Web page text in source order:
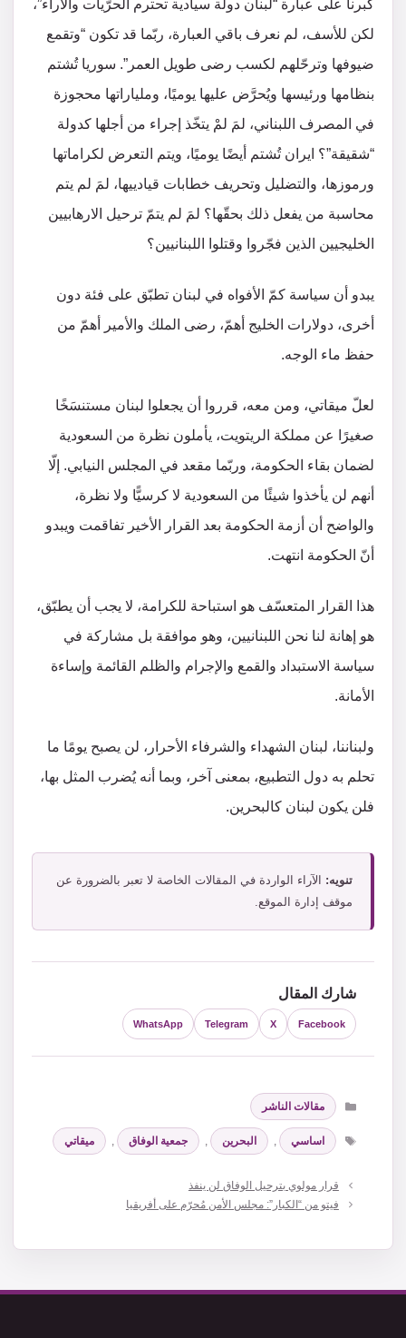
كبرنا على عبارة “لبنان دولة سيادية تحترم الحرّيات والآراء”،
لكن للأسف، لم نعرف باقي العبارة، ربّما قد تكون “وتقمع
ضيوفها وترحّلهم لكسب رضى طويل العمر”. سوريا تُشتم
بنظامها ورئيسها ويُحرَّض عليها يوميًا، وملياراتها محجوزة
في المصرف اللبناني، لمَ لمْ يتخّذ إجراء من أجلها كدولة
“شقيقة”؟ ايران تُشتم أيضًا يوميًا، ويتم التعرض لكراماتها
ورموزها، والتضليل وتحريف خطابات قيادييها، لمَ لم يتم
محاسبة من يفعل ذلك بحقّها؟ لمَ لم يتمّ ترحيل الارهابيين
الخليجيين الذين فجّروا وقتلوا اللبنانيين؟
يبدو أن سياسة كمّ الأفواه في لبنان تطبّق على فئة دون
أخرى، دولارات الخليج أهمّ، رضى الملك والأمير أهمّ من
حفظ ماء الوجه.
لعلّ ميقاتي، ومن معه، قرروا أن يجعلوا لبنان مستنسَخًا
صغيرًا عن مملكة الريتويت، يأملون نظرة من السعودية
لضمان بقاء الحكومة، وربّما مقعد في المجلس النيابي. إلّا
أنهم لن يأخذوا شيئًا من السعودية لا كرسيًّا ولا نظرة،
والواضح أن أزمة الحكومة بعد القرار الأخير تفاقمت ويبدو
أنّ الحكومة انتهت.
‫هذا القرار المتعسّف هو استباحة للكرامة، لا يجب أن يطبّق،
هو إهانة لنا نحن اللبنانيين، وهو موافقة بل مشاركة في
سياسة الاستبداد والقمع والإجرام والظلم القائمة وإساءة
الأمانة.
ولبناننا، لبنان الشهداء والشرفاء الأحرار، لن يصبح يومًا ما
تحلم به دول التطبيع، بمعنى آخر، وبما أنه يُضرب المثل بها،
فلن يكون لبنان كالبحرين.
تنويه: الآراء الواردة في المقالات الخاصة لا تعبر بالضرورة عن
موقف إدارة الموقع.
شارك المقال
Facebook
X
Telegram
WhatsApp
التصنيفات
مقالات الناشر
الوسوم
اساسي , البحرين , جمعية الوفاق , ميقاتي
قرار مولوي بترحيل الوفاق لن ينفذ
فيتو من “الكبار”: مجلس الأمن مُحرّم على أفريقيا